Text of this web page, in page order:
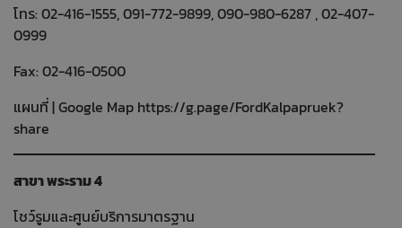
โทร: 02-416-1555, 091-772-9899, 090-980-6287 , 02-407-
0999
Fax: 02-416-0500
แผนที่ | Google Map https://g.page/FordKalpapruek?
share
สาขา พระราม 4
โชว์รูมและศูนย์บริการมาตรฐาน